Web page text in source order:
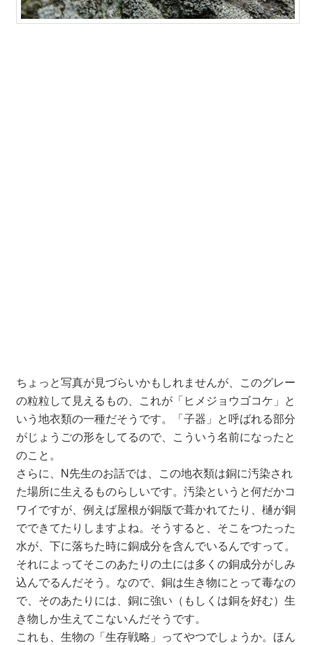
ちょっと写真が見づらいかもしれませんが、このグレー
の粒粒して見えるもの、これが「ヒメジョウゴコケ」と
いう地衣類の一種だそうです。「子器」と呼ばれる部分
がじょうごの形をしてるので、こういう名前になったと
のこと。
さらに、N先生のお話では、この地衣類は銅に汚染され
た場所に生えるものらしいです。汚染というと何だかコ
ワイですが、例えば屋根が銅版で葺かれてたり、樋が銅
でできてたりしますよね。そうすると、そこをつたった
水が、下に落ちた時に銅成分を含んでいるんですって。
それによってそこのあたりの土には多くの銅成分がしみ
込んでるんだそう。なので、銅は生き物にとって毒なの
で、そのあたりには、銅に強い（もしくは銅を好む）生
き物しか生えてこないんだそうです。
これも、生物の「生存戦略」ってやつでしょうか。ほん